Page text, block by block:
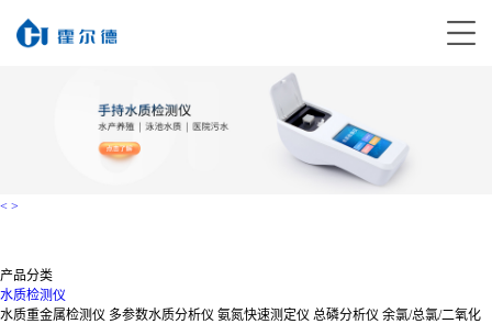
< >
产品分类
水质检测仪
水质重金属检测仪 多参数水质分析仪 氨氮快速测定仪 总磷分析仪 余氯/总氯/二氧化